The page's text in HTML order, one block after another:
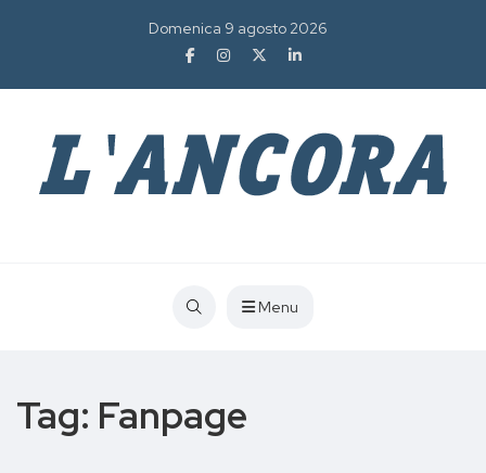
Domenica 9 agosto 2026
Menu
Tag: Fanpage